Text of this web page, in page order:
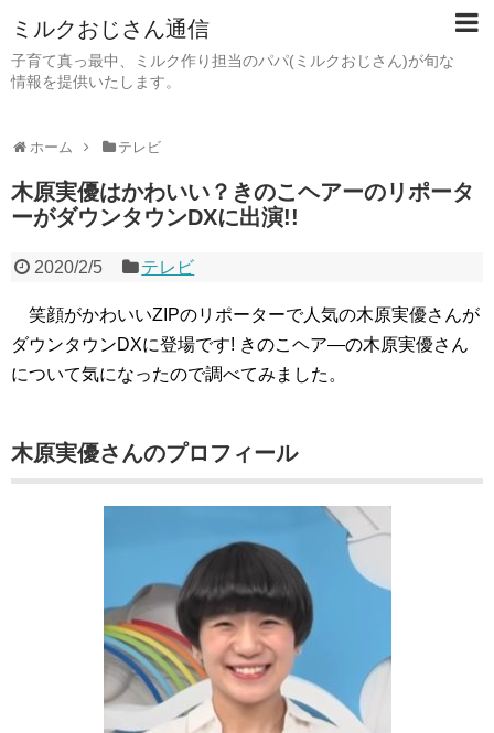
ミルクおじさん通信
子育て真っ最中、ミルク作り担当のパパ(ミルクおじさん)が旬な
情報を提供いたします。
ホーム テレビ
木原実優はかわいい？きのこヘアーのリポータ
ーがダウンタウンDXに出演!!
2020/2/5 テレビ
笑顔がかわいいZIPのリポーターで人気の木原実優さんが
ダウンタウンDXに登場です! きのこヘア―の木原実優さん
について気になったので調べてみました。
木原実優さんのプロフィール